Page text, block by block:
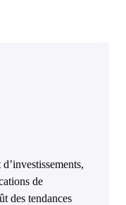
de
des tendances